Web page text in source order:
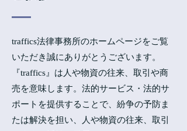
traffics法律事務所のホームページをご覧
いただき誠にありがとうございます。
『traffics』は人や物資の往来、取引や商
売を意味します。法的サービス・法的サ
ポートを提供することで、紛争の予防ま
たは解決を担い、人や物資の往来、取引